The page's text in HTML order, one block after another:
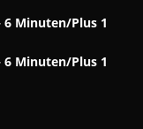
6 Minuten/Plus 1
6 Minuten/Plus 1